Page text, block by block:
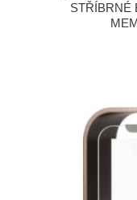
STŘÍBRNÉ